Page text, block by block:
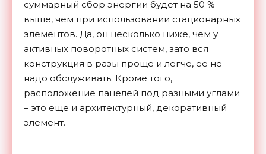
суммарный сбор энергии будет на 50 %
выше, чем при использовании стационарных
элементов. Да, он несколько ниже, чем у
активных поворотных систем, зато вся
конструкция в разы проще и легче, ее не
надо обслуживать. Кроме того,
расположение панелей под разными углами
– это еще и архитектурный, декоративный
элемент.